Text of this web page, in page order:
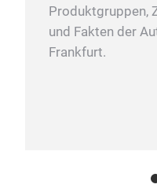
Produktgruppen,
und Fakten der
Frankfurt.